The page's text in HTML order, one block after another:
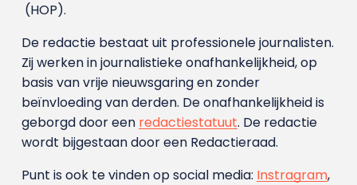
(HOP).
De redactie bestaat uit professionele journalisten.
Zij werken in journalistieke onafhankelijkheid, op
basis van vrije nieuwsgaring en zonder
beïnvloeding van derden. De onafhankelijkheid is
geborgd door een redactiestatuut. De redactie
wordt bijgestaan door een Redactieraad.
Punt is ook te vinden op social media: Instragram,